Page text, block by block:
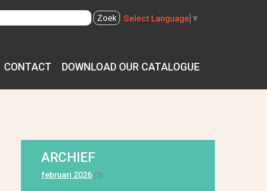
Select Language ▼
CONTACT DOWNLOAD OUR CATALOGUE
ARCHIEF
februari 2026 (3)